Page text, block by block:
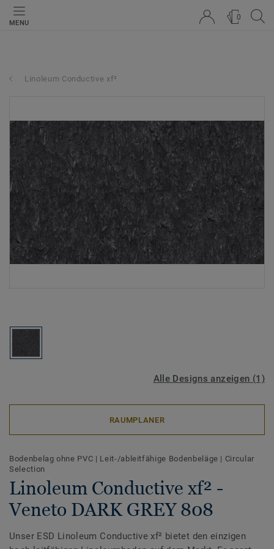
MENU
0
Linoleum Conductive xf²
Alle Designs anzeigen (1)
RAUMPLANER
Bodenbelag ohne PVC | Leit-/ableitfähige Bodenbeläge | Circular
Selection
Linoleum Conductive xf² -
Veneto DARK GREY 808
Unser ESD Linoleum Conductive xf² bietet den einzigen